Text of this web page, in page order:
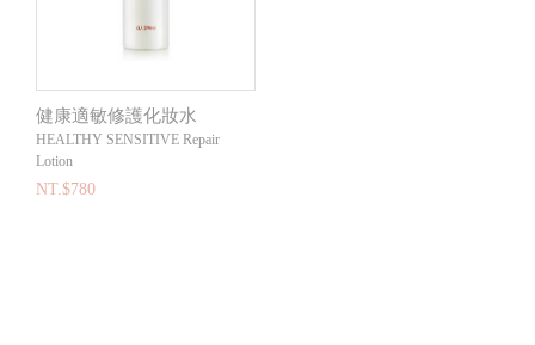
健康適敏修護化妝水
HEALTHY SENSITIVE Repair
Lotion
NT.$780